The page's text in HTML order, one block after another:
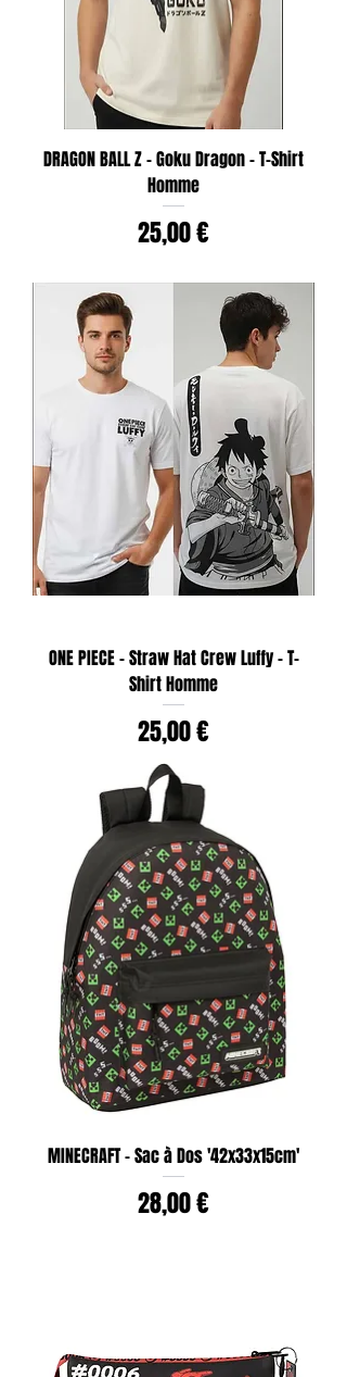
DRAGON BALL Z - Goku Dragon - T-Shirt
Homme
Prix
25,00 €
ONE PIECE - Straw Hat Crew Luffy - T-
Shirt Homme
Prix
25,00 €
MINECRAFT - Sac à Dos '42x33x15cm'
Prix
28,00 €